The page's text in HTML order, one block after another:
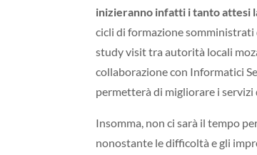
inizieranno infatti i tanto attesi
cicli di formazione somministrati
study visit tra autorità locali
collaborazione con Informatici
permetterà di migliorare i
Insomma, non ci sarà il tempo
nonostante le difficoltà e gli